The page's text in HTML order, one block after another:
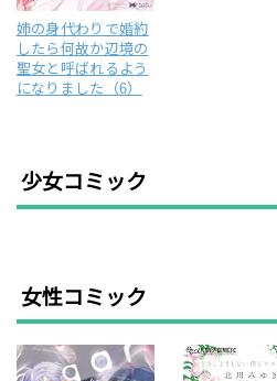
姉の身代わりで婚約
したら何故か辺境の
聖女と呼ばれるよう
になりました（6）
少女コミック
女性コミック